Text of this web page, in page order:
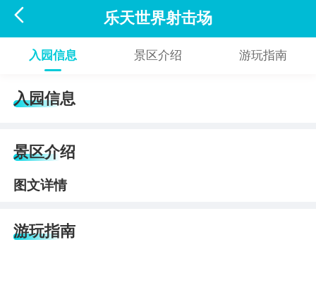
 乐天世界射击场
入园信息 景区介绍 游玩指南
入园信息
景区介绍
图文详情
游玩指南